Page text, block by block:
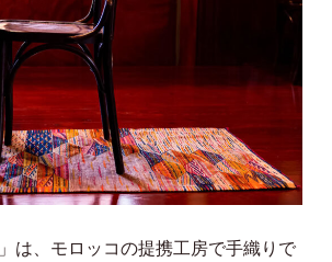
」は、モロッコの提携工房で手織りで